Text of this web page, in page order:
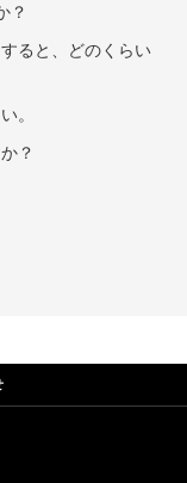
？
ると、どのくらい
。
？